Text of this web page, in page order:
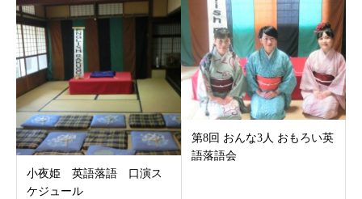
小夜姫 英語落語 口演ス
ケジュール
第8回 おんな3人 おもろい英
語落語会